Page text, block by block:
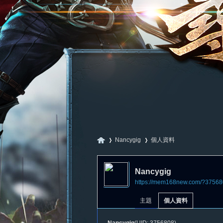
Nancygig
›
個人資料
Nancygig
https://mem168new.com/
主題 個人資料